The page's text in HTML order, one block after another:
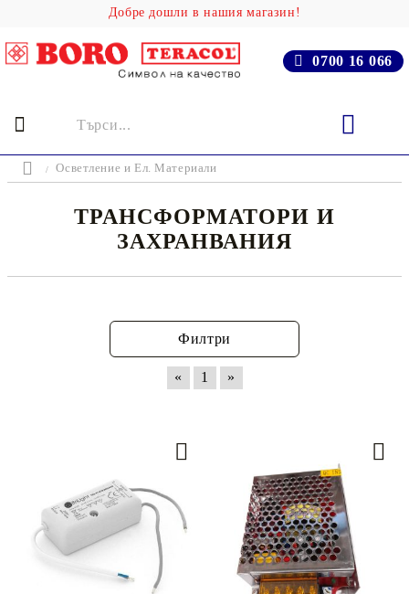
Добре дошли в нашия магазин!
0700 16 066
Осветление и Ел. Материали
ТРАНСФОРМАТОРИ И
ЗАХРАНВАНИЯ
Филтри
« 1 »